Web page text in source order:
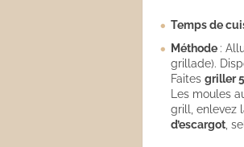
Temps de
Méthode :
grillade).
Faites griller
Les moules
grill, enlevez
d’escargot ,